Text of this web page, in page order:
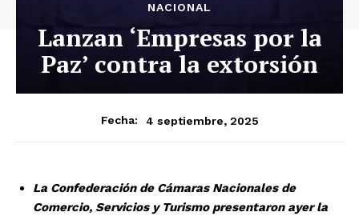
NACIONAL
Lanzan ‘Empresas por la
Paz’ contra la extorsión
Fecha: 4 septiembre, 2025
La Confederación de Cámaras Nacionales de
Comercio, Servicios y Turismo presentaron ayer la